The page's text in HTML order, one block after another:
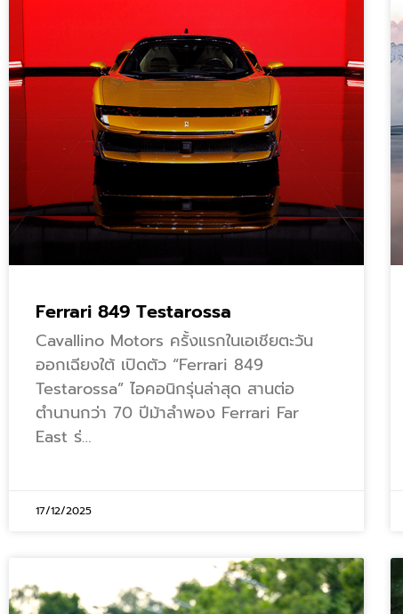
Ferrari 849 Testarossa
Cavallino Motors ครั้งแรกในเอเชียตะวัน
ออกเฉียงใต้ เปิดตัว “Ferrari 849
Testarossa” ไอคอนิกรุ่นล่าสุด สานต่อ
ตำนานกว่า 70 ปีม้าลำพอง Ferrari Far
East ร่…
17/12/2025